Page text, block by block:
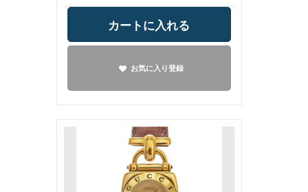
カートに入れる
お気に入り登録